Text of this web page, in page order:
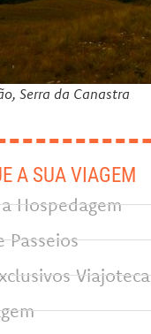
Serra da Canastra
A SUA VIAGEM
Hospedagem
Passeios
Viajoteca